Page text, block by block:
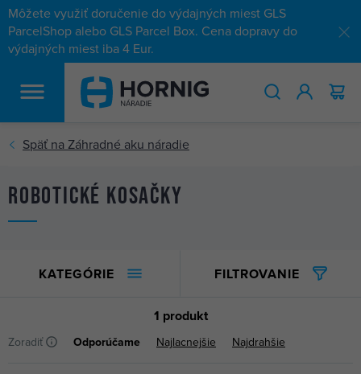
Môžete využiť doručenie do výdajných miest GLS
ParcelShop alebo GLS Parcel Box. Cena dopravy do
výdajných miest iba 4 Eur.
HĽADAŤ
Robotické kosačky
KATEGÓRIE FILTROVANIE
Zoradiť Odporúčame Najlacnejšie Najdrahšie
1 produkt